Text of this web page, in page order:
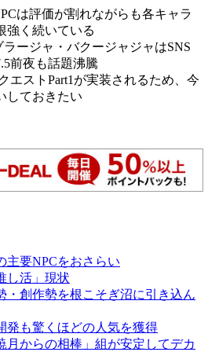
は評価が割れながらも各キャラ
強く続いている
ージャ・バクージャジャはSNS
前夜も話題沸騰
エストPart1が実装されるため、今
しておきたい
主要NPCをおさらい
し活」現状
・創作勢を根こそぎ沼に引き込ん
発も驚くほどの人気を獲得
月からの相棒」組が安定してデカ